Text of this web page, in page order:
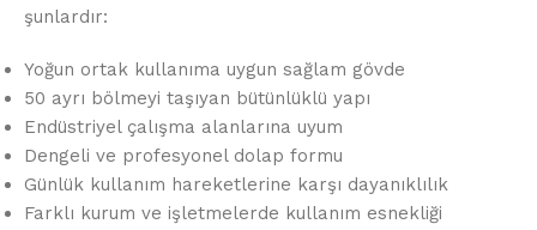
şunlardır:
Yoğun ortak kullanıma uygun sağlam gövde
50 ayrı bölmeyi taşıyan bütünlüklü yapı
Endüstriyel çalışma alanlarına uyum
Dengeli ve profesyonel dolap formu
Günlük kullanım hareketlerine karşı dayanıklılık
Farklı kurum ve işletmelerde kullanım esnekliği